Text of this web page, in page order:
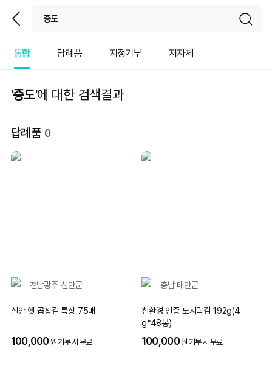
뒤
통합 답례품 지정기부 지자체
'증도'에 대한 검색결과
답례품 0
전남광주 신안군
신안 햇 곱창김 특상 75매
100,000원 기부 시 무료
충남 태안군
친환경 인증 도시락김 192g(4
g*48봉)
100,000원 기부 시 무료